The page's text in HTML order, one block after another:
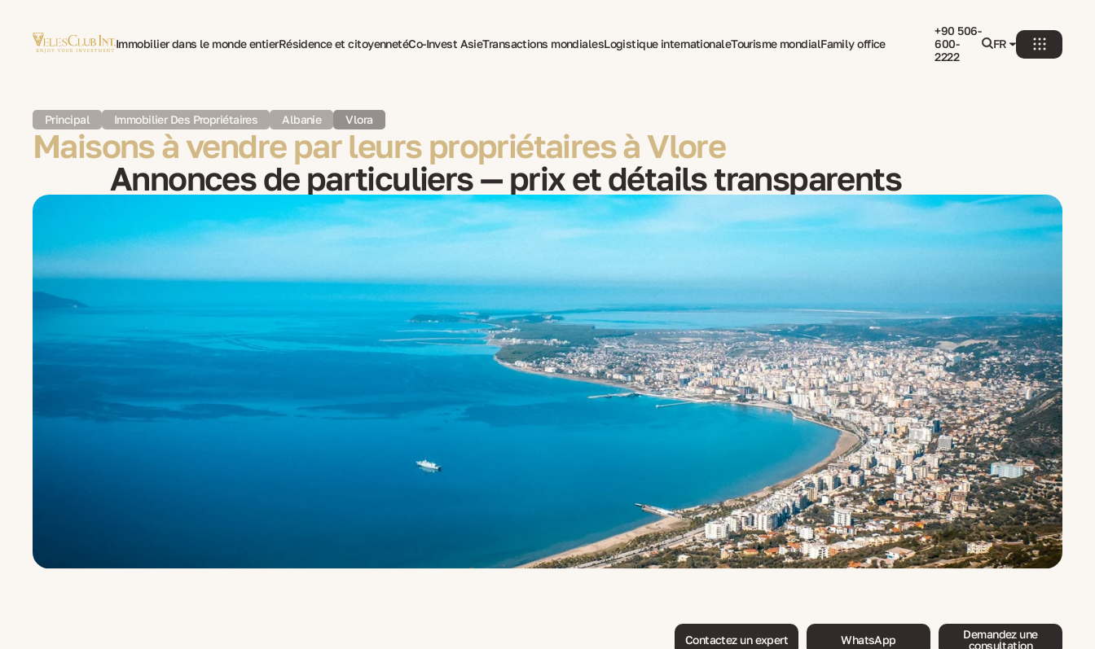
Immobilier dans le monde entierRésidence et citoyennetéCo-Invest AsieTransactions mondialesLogistique internationaleTourisme mondialFamily office
+90 506-
600-
2222
FR
Principal Immobilier Des Propriétaires Albanie Vlora
Maisons à vendre par leurs propriétaires à Vlore
Annonces de particuliers — prix et détails transparents
Contactez un expert WhatsApp
Demandez une
consultation